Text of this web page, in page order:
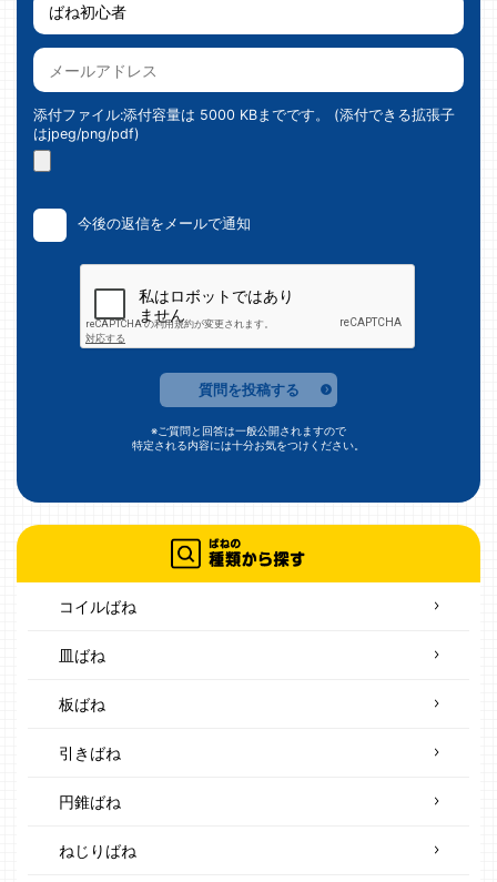
添付ファイル:添付容量は 5000 KBまでです。 (添付できる拡張子
はjpeg/png/pdf)
今後の返信をメールで通知
質問を投稿する
※ご質問と回答は一般公開されますので
特定される内容には十分お気をつけください。
コイルばね
皿ばね
板ばね
引きばね
円錐ばね
ねじりばね